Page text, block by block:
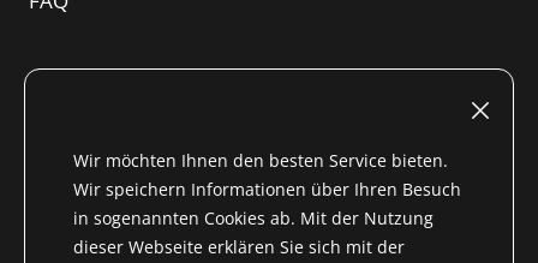
Impressum
Nutzungsbedingungen
Widerrufsrecht
Wir möchten Ihnen den besten Service bieten.
Wir speichern Informationen über Ihren Besuch
in sogenannten Cookies ab. Mit der Nutzung
dieser Webseite erklären Sie sich mit der